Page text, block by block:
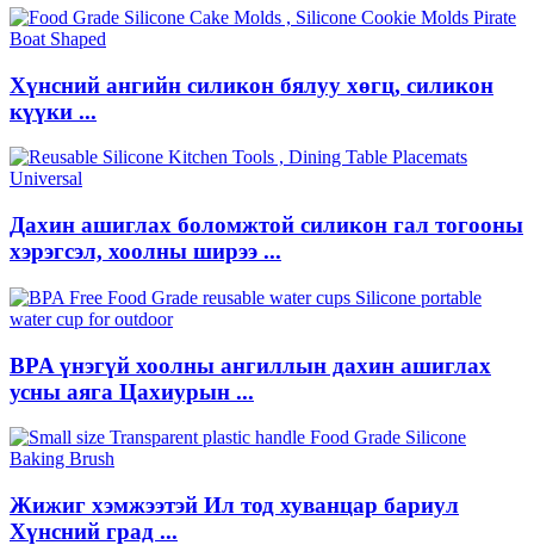
Хүнсний ангийн силикон бялуу хөгц, силикон
күүки ...
Дахин ашиглах боломжтой силикон гал тогооны
хэрэгсэл, хоолны ширээ ...
BPA үнэгүй хоолны ангиллын дахин ашиглах
усны аяга Цахиурын ...
Жижиг хэмжээтэй Ил тод хуванцар бариул
Хүнсний град ...